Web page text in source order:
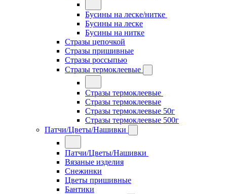
Бусины на леске/нитке
Бусины на леске
Бусины на нитке
Стразы цепочкой
Стразы пришивные
Стразы россыпью
Стразы термоклеевые
Стразы термоклеевые
Стразы термоклеевые
Стразы термоклеевые 50г
Стразы термоклеевые 500г
Патчи/Цветы/Нашивки
Патчи/Цветы/Нашивки
Вязаные изделия
Снежинки
Цветы пришивные
Бантики